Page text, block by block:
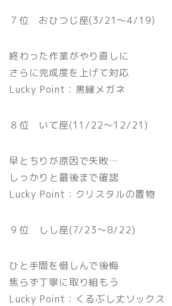
７位 おひつじ座(3/21〜4/19)
終わった作業がやり直しに
さらに完成度を上げて対応
Lucky Point：黒縁メガネ
８位 いて座(11/22〜12/21)
早とちりが原因で失敗…
しっかりと最後まで確認
Lucky Point：クリスタルの置物
９位 しし座(7/23〜8/22)
ひと手間を惜しんで後悔
焦らず丁寧に取り組もう
Lucky Point：くるぶし丈ソックス